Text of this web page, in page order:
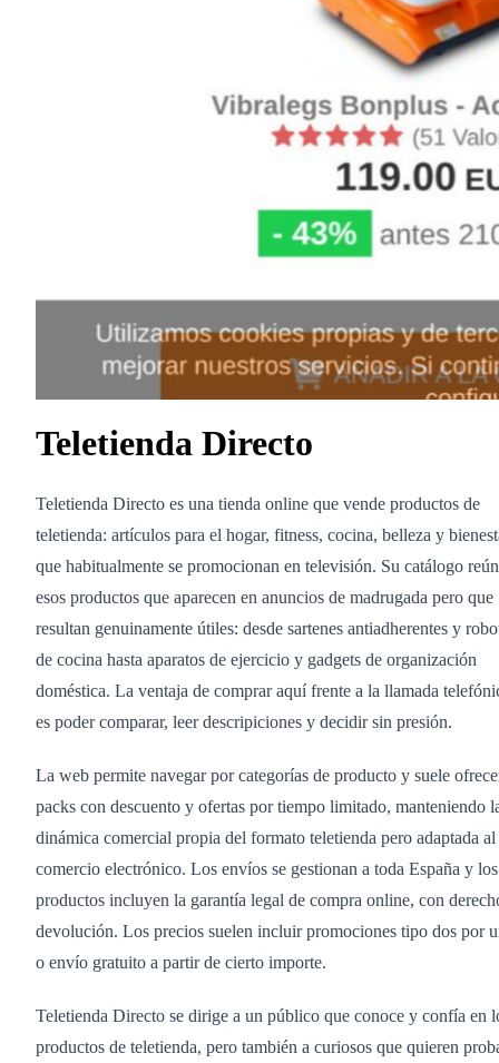
Teletienda Directo
Teletienda Directo es una tienda online que vende productos de
teletienda: artículos para el hogar, fitness, cocina, belleza y
que habitualmente se promocionan en televisión. Su catálogo
esos productos que aparecen en anuncios de madrugada pero que
resultan genuinamente útiles: desde sartenes antiadherentes y
de cocina hasta aparatos de ejercicio y gadgets de organización
doméstica. La ventaja de comprar aquí frente a la llamada
es poder comparar, leer descripiciones y decidir sin presión.
La web permite navegar por categorías de producto y suele
packs con descuento y ofertas por tiempo limitado, manteniendo
dinámica comercial propia del formato teletienda pero adaptada al
comercio electrónico. Los envíos se gestionan a toda España y los
productos incluyen la garantía legal de compra online, con
devolución. Los precios suelen incluir promociones tipo dos por
o envío gratuito a partir de cierto importe.
Teletienda Directo se dirige a un público que conoce y confía en
productos de teletienda, pero también a curiosos que quieren